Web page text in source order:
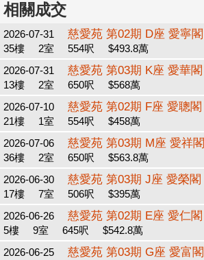
相關成交
2026-07-31 慈愛苑 第02期 D座 愛寧閣
35樓 2室 554呎
$493.8萬
2026-07-31
慈愛苑 第03期 K座 愛華閣
13樓 2室 650呎
$568萬
2026-07-10
慈愛苑 第02期 F座 愛聰閣
21樓 1室 554呎
$458萬
2026-07-06
慈愛苑 第03期 M座 愛祥閣
36樓 2室 650呎
$563.8萬
2026-06-30
慈愛苑 第03期 J座 愛榮閣
17樓 7室 506呎
$395萬
2026-06-26
慈愛苑 第02期 E座 愛仁閣
5樓 9室 645呎
$542.8萬
2026-06-25
慈愛苑 第03期 G座 愛富閣